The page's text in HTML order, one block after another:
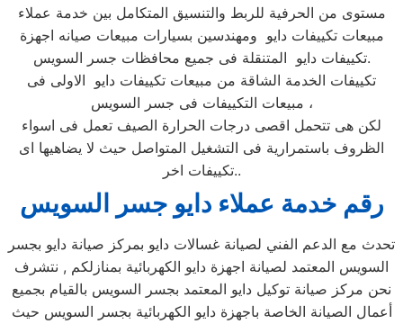
مستوى من الحرفية للربط والتنسيق المتكامل بين خدمة عملاء
مبيعات تكييفات دايو ومهندسين بسيارات مبيعات صيانه اجهزة
تكييفات دايو المتنقلة فى جميع محافظات جسر السويس.
تكييفات الخدمة الشاقة من مبيعات تكييفات دايو الاولى فى
مبيعات التكييفات فى جسر السويس ،
لكن هى تتحمل اقصى درجات الحرارة الصيف تعمل فى اسواء
الظروف باستمرارية فى التشغيل المتواصل حيث لا يضاهيها اى
تكييفات اخر..
رقم خدمة عملاء دايو جسر السويس
تحدث مع الدعم الفني لصيانة غسالات دايو بمركز صيانة دايو بجسر
السويس المعتمد لصيانة اجهزة دايو الكهربائية بمنازلكم , نتشرف
نحن مركز صيانة توكيل دايو المعتمد بجسر السويس بالقيام بجميع
أعمال الصيانة الخاصة باجهزة دايو الكهربائية بجسر السويس حيث